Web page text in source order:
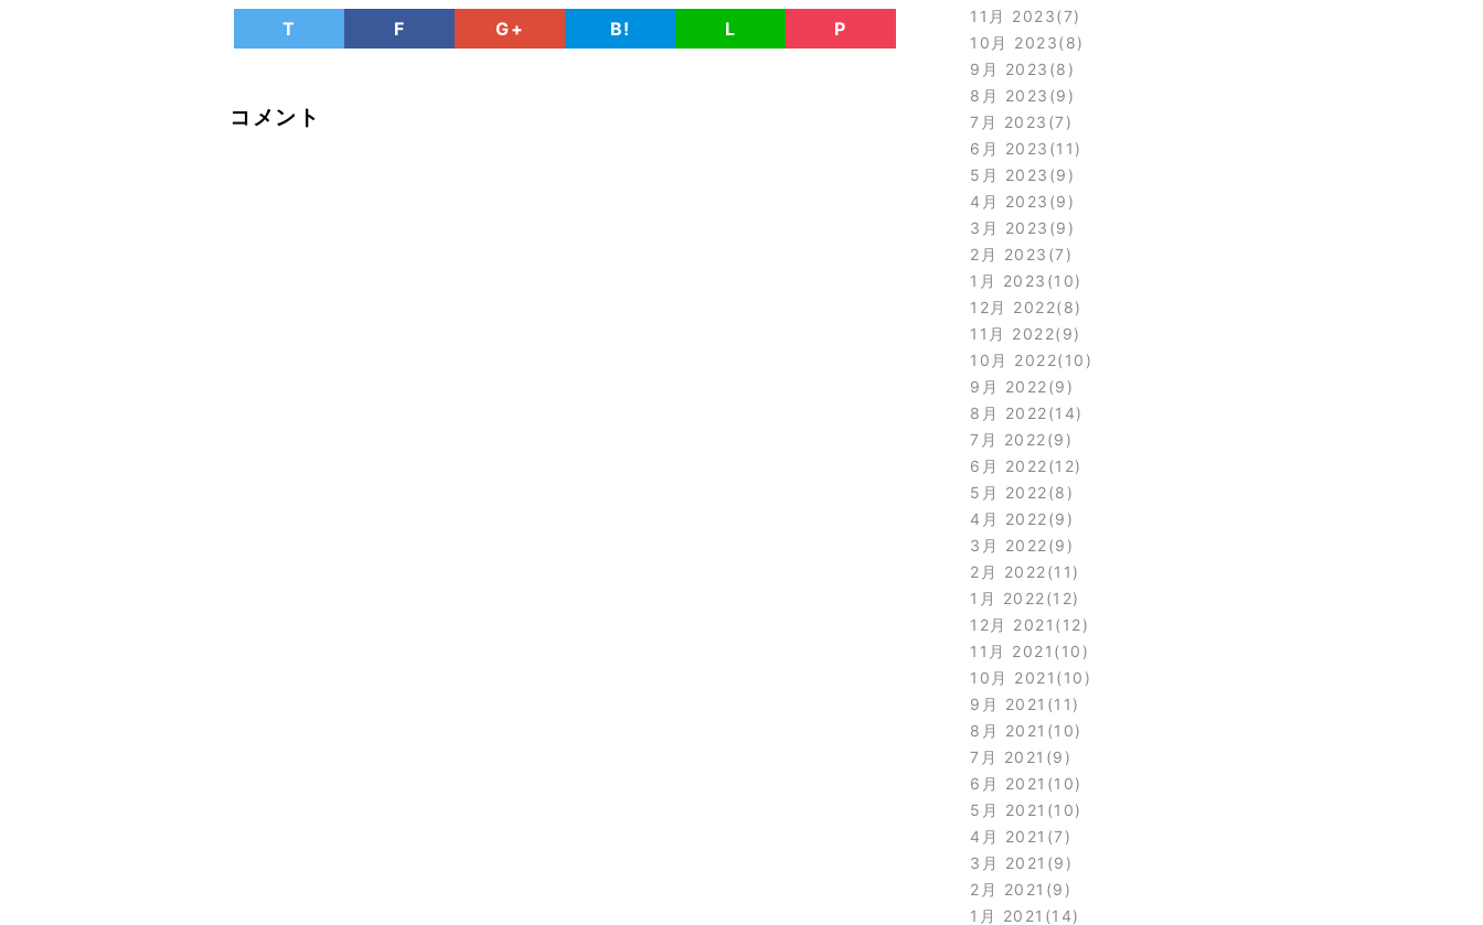
T F G+ B! L P
コメント
11月 2023 7
10月 2023 8
9月 2023 8
8月 2023 9
7月 2023 7
6月 2023 11
5月 2023 9
4月 2023 9
3月 2023 9
2月 2023 7
1月 2023 10
12月 2022 8
11月 2022 9
10月 2022 10
9月 2022 9
8月 2022 14
7月 2022 9
6月 2022 12
5月 2022 8
4月 2022 9
3月 2022 9
2月 2022 11
1月 2022 12
12月 2021
12
11月 2021
10
10月 2021
10
9月 2021
11
8月 2021
10
7月 2021
9
6月 2021
10
5月 2021
10
4月 2021 7
3月 2021
9
2月 2021
9
1月 2021
14